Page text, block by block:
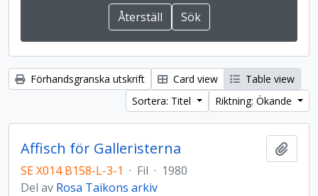
Förhandsgranska utskrift Card view
Table view
Sortera: Titel
Riktning: Ökande
Affisch för Galleristerna
SE X014 B158-L-3-1 · Fil · 1980
Del av Rosa Taikons arkiv